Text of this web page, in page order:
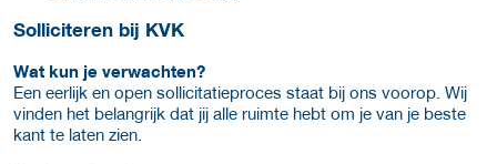
Solliciteren bij KVK
Wat kun je verwachten?
Een eerlijk en open sollicitatieproces staat bij ons voorop. Wij
vinden het belangrijk dat jij alle ruimte hebt om je van je beste
kant te laten zien.​